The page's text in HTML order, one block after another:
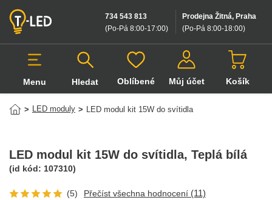
Prodejna Žitná, Praha
(Po-Pá 8:00-18:00)
734 543 813
(Po-Pá 8:00-17:00)
Menu Hledat
Hledat v produktech
Oblíbené Můj účet Košík
> LED moduly > LED modul kit 15W do svítidla
LED modul kit 15W do svítidla, Teplá bílá
(id kód: 107310)
(5) Přečíst všechna hodnocení (11)